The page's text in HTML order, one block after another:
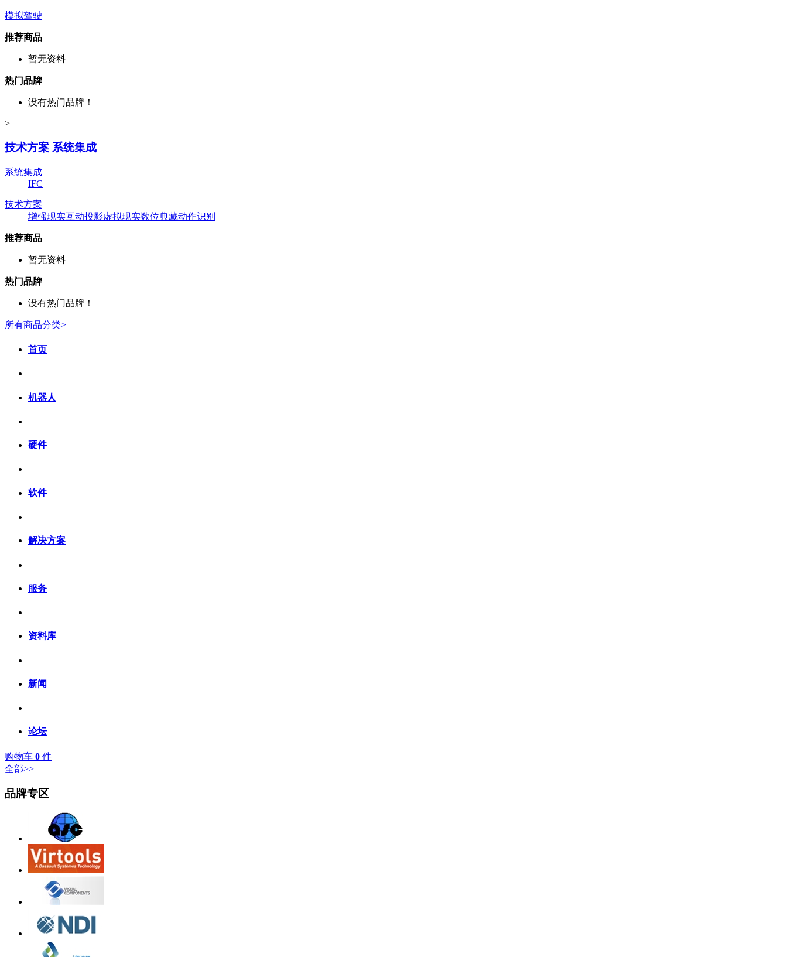
模拟驾驶
推荐商品
暂无资料
热门品牌
没有热门品牌！
>
技术方案 系统集成
系统集成
IFC
技术方案
增强现实互动投影虚拟现实数位典藏动作识别
推荐商品
暂无资料
热门品牌
没有热门品牌！
所有商品分类>
首页
|
机器人
|
硬件
软件
|
解决方案
|
服务
|
资料库
|
新闻
|
论坛
购物车 0 件
全部>>
品牌专区